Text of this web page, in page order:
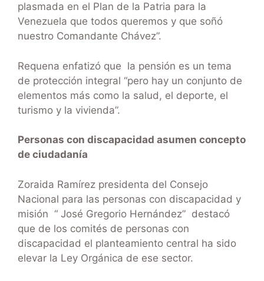
plasmada en el Plan de la Patria para la
Venezuela que todos queremos y que soñó
nuestro Comandante Chávez”.
Requena enfatizó que la pensión es un tema
de protección integral “pero hay un conjunto de
elementos más como la salud, el deporte, el
turismo y la vivienda”.
Personas con discapacidad asumen concepto
de ciudadanía
Zoraida Ramírez presidenta del Consejo
Nacional para las personas con discapacidad y
misión “ José Gregorio Hernández” destacó
que de los comités de personas con
discapacidad el planteamiento central ha sido
elevar la Ley Orgánica de ese sector.